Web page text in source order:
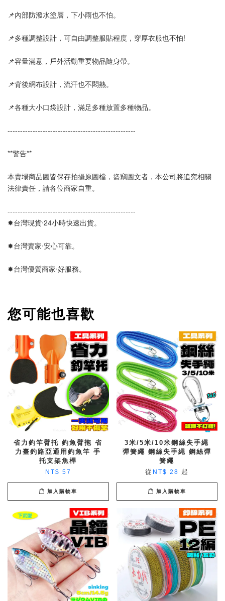
📌內部防潑水塗層，下小雨也不怕。
📌多種調整設計，可自由調整服貼程度，穿厚衣服也不怕!
📌容量滿意，戶外活動重要物品隨身帶。
📌背後網布設計，流汗也不悶熱。
📌各種大小口袋設計，滿足多種放置多種物品。
---------------------------------------------------
**警告**
本賣場商品圖皆保存拍攝原圖檔，盜竊圖文者，本公司將追究相關
法律責任，請各位商家自重。
---------------------------------------------------
✸台灣現貨‧24小時快速出貨。
✸台灣賣家‧安心可靠。
✸台灣優質商家‧好服務。
您可能也喜歡
省力釣竿臂托 釣魚臂拖 省
力臺釣路亞通用釣魚竿 手
托支架魚桿
NT$ 57
加入購物車
3米/5米/10米鋼絲失手繩
彈簧繩 鋼絲失手繩 鋼絲彈
簧繩
從 NT$ 28 起
加入購物車